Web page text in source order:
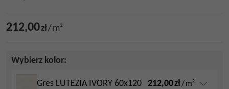
212,00zł/m²
Wybierz kolor:
Gres LUTEZIA IVORY 60x120 212,00zł/m²